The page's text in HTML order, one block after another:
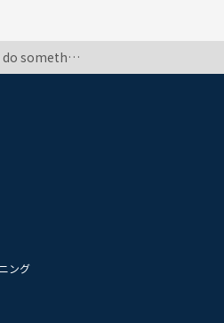
たか分かる方がいましたら教えて下さい。
ング